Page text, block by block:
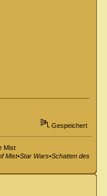
Gespeichert
Mist
Mist•Star Wars•Schatten des